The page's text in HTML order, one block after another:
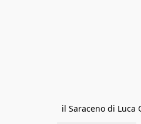
il Saraceno di Luca